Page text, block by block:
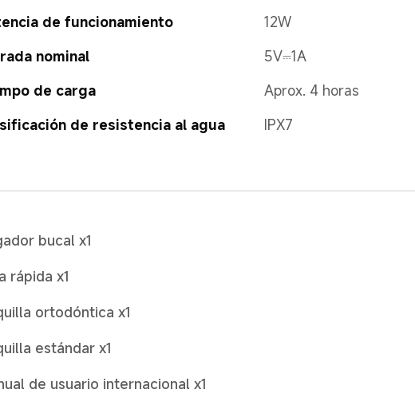
de funcionamiento
12W
nominal
5V⎓1A
de carga
Aprox. 4 horas
de resistencia al agua
IPX7
bucal x1
rápida x1
ortodóntica x1
estándar x1
de usuario internacional x1